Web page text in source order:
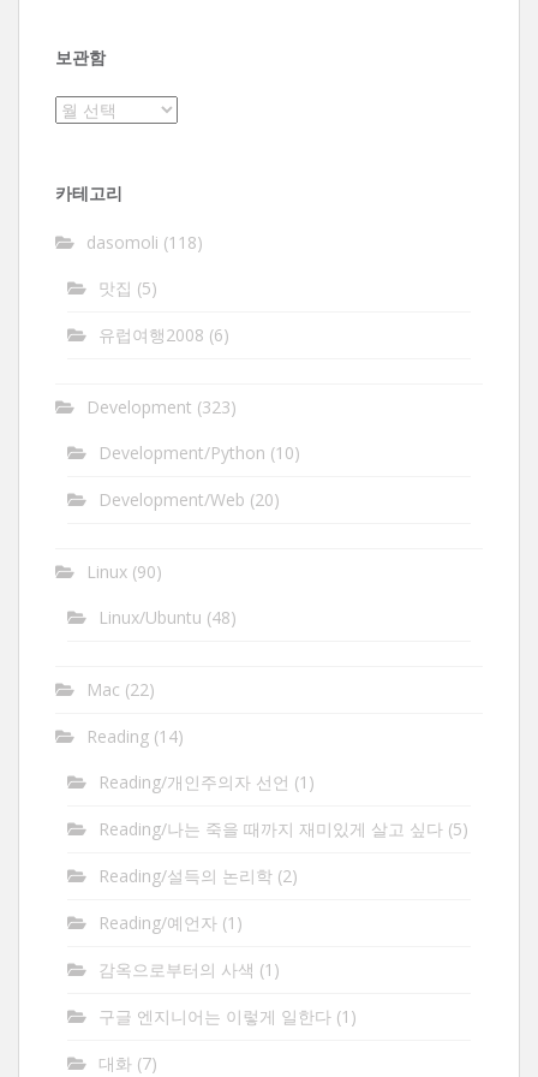
보관함
보
카테고리
dasomoli (118)
맛집 (5)
유럽여행2008 (6)
Development (323)
Development/Python (10)
Development/Web (20)
Linux (90)
Linux/Ubuntu (48)
Mac (22)
Reading (14)
Reading/개인주의자 선언 (1)
Reading/나는 죽을 때까지 재미있게 살고 싶다 (5)
Reading/설득의 논리학 (2)
Reading/예언자 (1)
감옥으로부터의 사색 (1)
구글 엔지니어는 이렇게 일한다 (1)
대화 (7)